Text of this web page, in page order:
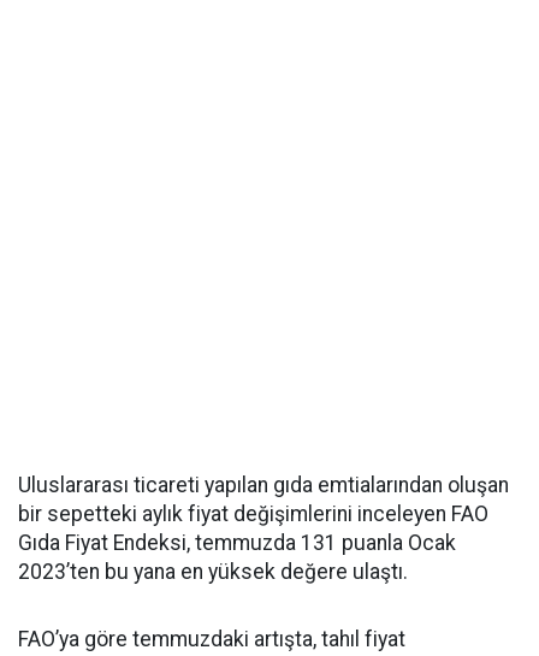
Uluslararası ticareti yapılan gıda emtialarından oluşan
bir sepetteki aylık fiyat değişimlerini inceleyen FAO
Gıda Fiyat Endeksi, temmuzda 131 puanla Ocak
2023’ten bu yana en yüksek değere ulaştı.
FAO’ya göre temmuzdaki artışta, tahıl fiyat